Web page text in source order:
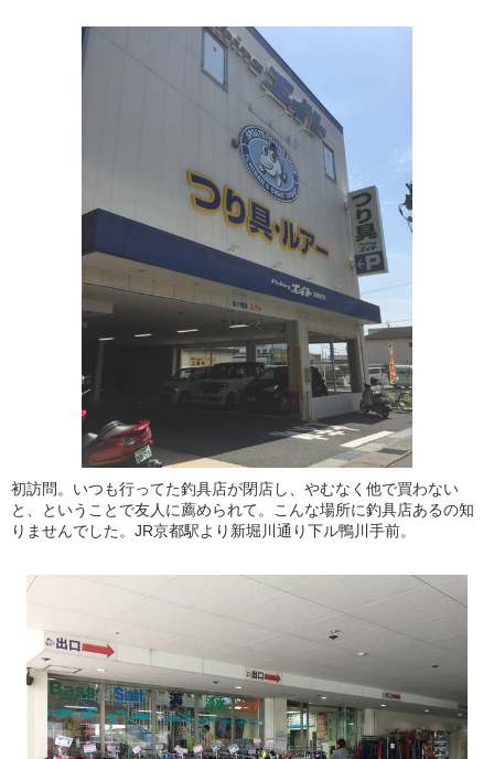
初訪問。いつも行ってた釣具店が閉店し、やむなく他で買わない
と、ということで友人に薦められて。こんな場所に釣具店あるの知
りませんでした。JR京都駅より新堀川通り下ル鴨川手前。